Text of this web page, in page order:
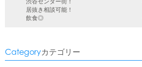
居抜き相談可能！
飲食◎
Categoryカテゴリー